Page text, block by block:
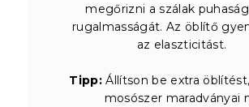
megőrizni a szálak
rugalmasságát. Az öblítő
az elaszticitást.
Tipp: Állítson be extra
mosószer maradványai